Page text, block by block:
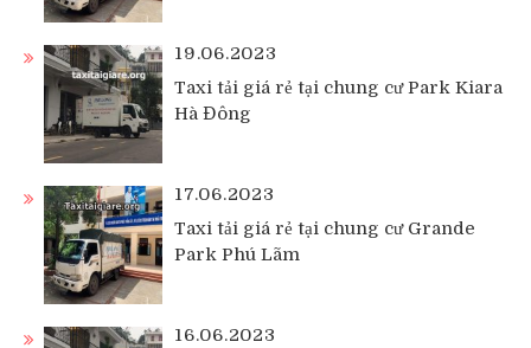
19.06.2023
Taxi tải giá rẻ tại chung cư Park Kiara
Hà Đông
17.06.2023
Taxi tải giá rẻ tại chung cư Grande
Park Phú Lãm
16.06.2023